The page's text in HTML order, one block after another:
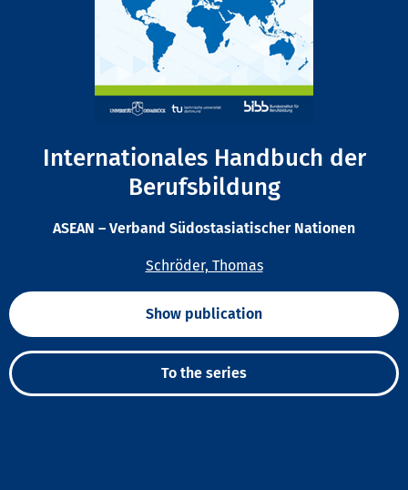
Internationales Handbuch der
Berufsbildung
ASEAN – Verband Südostasiatischer Nationen
Schröder, Thomas
Show publication
To the series